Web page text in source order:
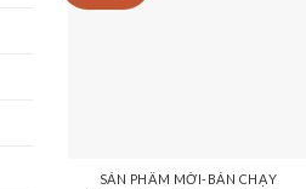
SẢN PHẨM MỚI-BÁN CHẠY